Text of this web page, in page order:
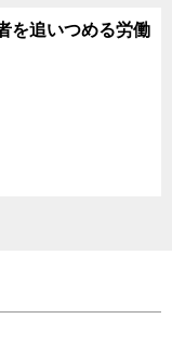
を追いつめる労働